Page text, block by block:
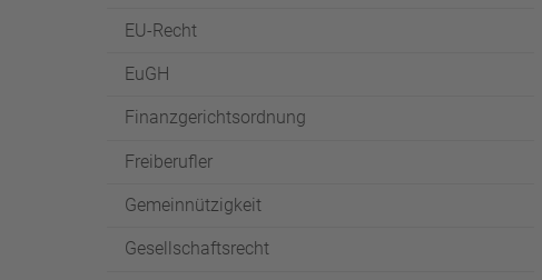
EU-Recht
EuGH
Finanzgerichtsordnung
Freiberufler
Gemeinnützigkeit
Gesellschaftsrecht